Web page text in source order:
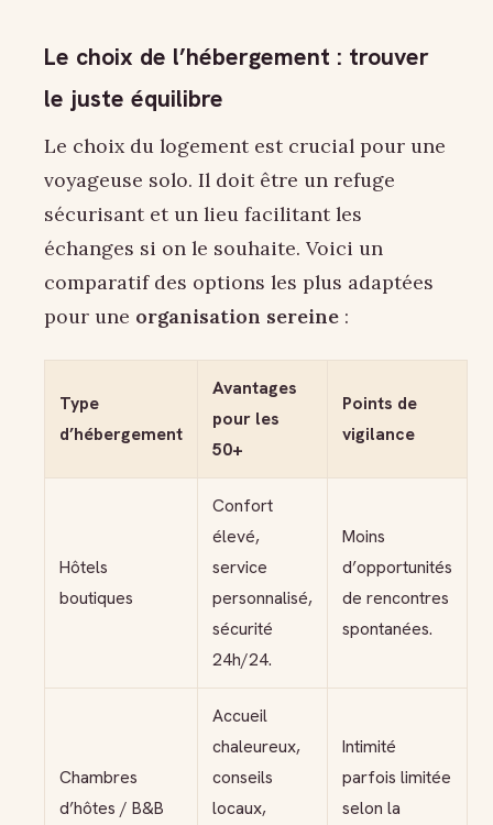
Le choix de l’hébergement : trouver
le juste équilibre
Le choix du logement est crucial pour une
voyageuse solo. Il doit être un refuge
sécurisant et un lieu facilitant les
échanges si on le souhaite. Voici un
comparatif des options les plus adaptées
pour une organisation sereine :
Type
d’hébergement
Avantages
pour les
50+
Points de
vigilance
Hôtels
boutiques
Confort
élevé,
service
personnalisé,
sécurité
24h/24.
Moins
d’opportunités
de rencontres
spontanées.
Chambres
d’hôtes / B&B
Accueil
chaleureux,
conseils
locaux,
Intimité
parfois limitée
selon la